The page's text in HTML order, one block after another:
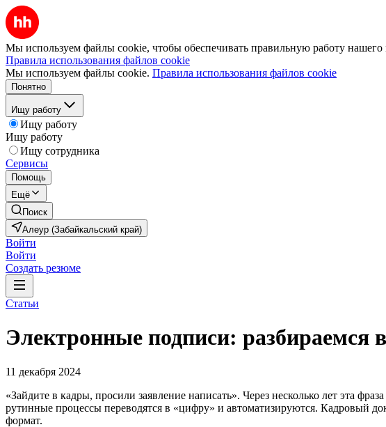
Мы используем файлы cookie, чтобы обеспечивать правильную работу нашего
Правила использования файлов cookie
Мы используем файлы cookie. Правила использования файлов cookie
Понятно
Ищу работу
Ищу работу
Ищу работу
Ищу сотрудника
Сервисы
Помощь
Ещё
Поиск
Алеур (Забайкальский край)
Войти
Войти
Создать резюме
Статьи
Электронные подписи:
11 декабря 2024
«Зайдите в кадры, просили заявление написать». Через несколько лет эта
рутинные процессы переводятся в «цифру» и автоматизируются. Кадровый
формат.